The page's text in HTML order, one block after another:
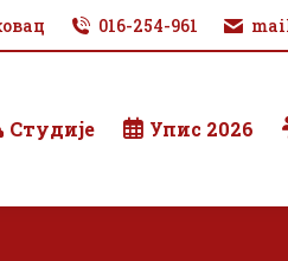
016-254-961
Студије Упис 2026